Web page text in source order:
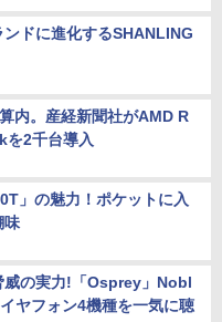
ドに進化するSHANLING
内。産経新聞社がAMD R
2千台導入
」の魅力！ポケットに入
味
威の実力!「Osprey」Nobl
ヤフォン4機種を一気に聴